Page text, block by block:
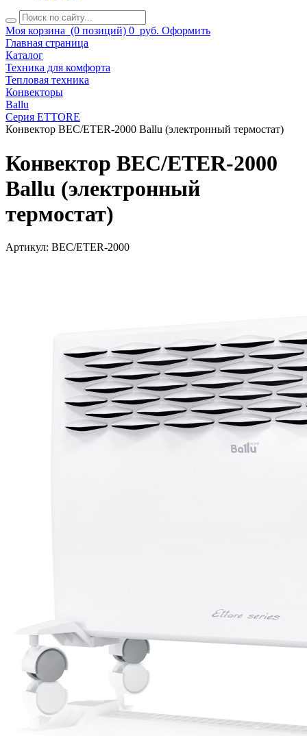
Моя корзина (0 позиций) 0 руб. Оформить
Главная страница
Каталог
Техника для комфорта
Тепловая техника
Конвекторы
Ballu
Серия ETTORE
Конвектор BEC/ETER-2000 Ballu (электронный термостат)
Конвектор BEC/ETER-2000
Ballu (электронный
термостат)
Артикул: BEC/ETER-2000